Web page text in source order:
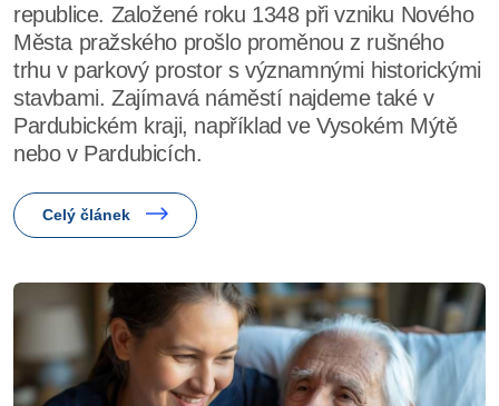
republice. Založené roku 1348 při vzniku Nového
Města pražského prošlo proměnou z rušného
trhu v parkový prostor s významnými historickými
stavbami. Zajímavá náměstí najdeme také v
Pardubickém kraji, například ve Vysokém Mýtě
nebo v Pardubicích.
Celý článek